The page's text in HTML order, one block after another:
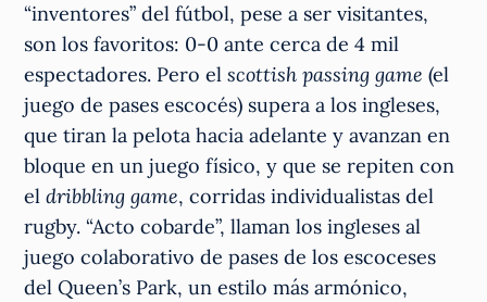
“inventores” del fútbol, pese a ser visitantes,
son los favoritos: 0-0 ante cerca de 4 mil
espectadores. Pero elscottish passing game (el
juego de pases escocés) supera a los ingleses,
que tiran la pelota hacia adelante y avanzan en
bloque en un juego físico, y que se repiten con
eldribbling game, corridas individualistas del
rugby. “Acto cobarde”, llaman los ingleses al
juego colaborativo de pases de los escoceses
del Queen’s Park, un estilo más armónico,